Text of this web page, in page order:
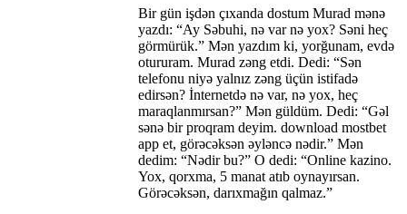
Bir gün işdən çıxanda dostum Murad mənə
yazdı: “Ay Səbuhi, nə var nə yox? Səni heç
görmürük.” Mən yazdım ki, yorğunam, evdə
otururam. Murad zəng etdi. Dedi: “Sən
telefonu niyə yalnız zəng üçün istifadə
edirsən? İnternetdə nə var, nə yox, heç
maraqlanmırsan?” Mən güldüm. Dedi: “Gəl
sənə bir proqram deyim. download mostbet
app et, görəcəksən əyləncə nədir.” Mən
dedim: “Nədir bu?” O dedi: “Online kazino.
Yox, qorxma, 5 manat atıb oynayırsan.
Görəcəksən, darıxmağın qalmaz.”